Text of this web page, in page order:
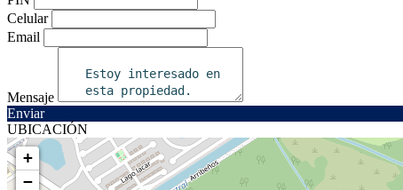
Celular
Email
Mensaje
Enviar
UBICACIÓN
+
−